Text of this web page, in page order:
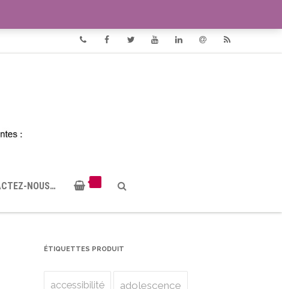
NOUS…
ÉTIQUETTES PRODUIT
accessibilité adolescence